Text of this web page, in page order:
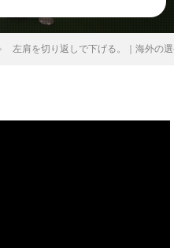
左肩を切り返しで下げる。｜海外の